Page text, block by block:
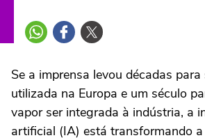
Se a imprensa levou décadas
utilizada na Europa e um século
vapor ser integrada à indústria, a
artificial (IA) está transformando